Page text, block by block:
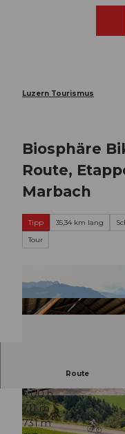
Luzern Tourismus
Biosphäre
Route,
Marbach
Tipp 35,34 km lang
Tour
© Travelita, PostAuto AG
Route
4:00 h
711 m
731 m